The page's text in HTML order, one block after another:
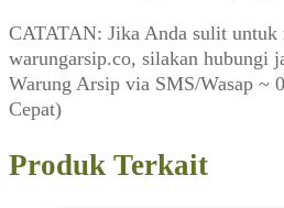
CATATAN: Jika Anda sulit untuk
warungarsip.co, silakan hubungi
Warung Arsip via SMS/Wasap ~
Cepat)
Produk Terkait